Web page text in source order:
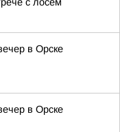
в Орске
в Орске